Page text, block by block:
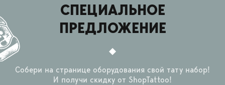
СПЕЦИАЛЬНОЕ
ПРЕДЛОЖЕНИЕ
Собери на странице оборудования свой тату набор!
И получи скидку от ShopTattoo!